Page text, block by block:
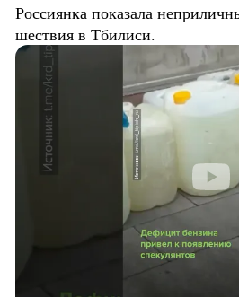
Россиянка показала
шествия в Тбилиси.